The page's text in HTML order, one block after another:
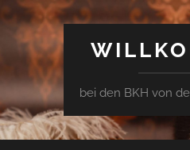
bei den BKH von